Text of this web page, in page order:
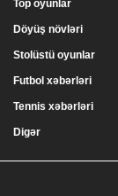
Top oyunlar
Döyüş növləri
Stolüstü oyunlar
Futbol xəbərləri
Tennis xəbərləri
Digər